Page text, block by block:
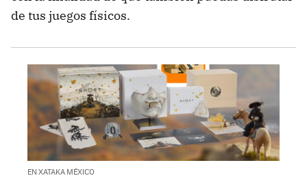
de tus juegos físicos.
EN XATAKA MÉXICO